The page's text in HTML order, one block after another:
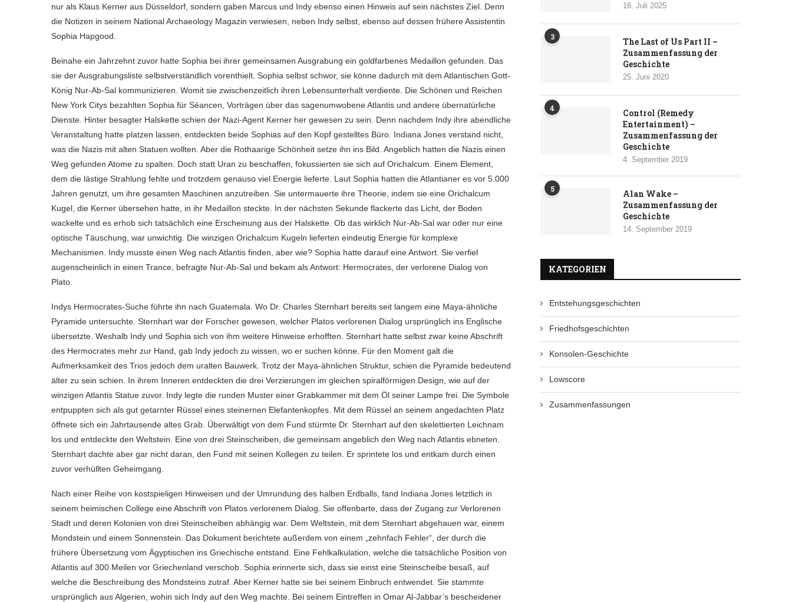
nur als Klaus Kerner aus Düsseldorf, sondern gaben Marcus und Indy ebenso einen Hinweis auf sein nächstes Ziel. Denn
die Notizen in seinem National Archaeology Magazin verwiesen, neben Indy selbst, ebenso auf dessen frühere Assistentin
Sophia Hapgood.
Beinahe ein Jahrzehnt zuvor hatte Sophia bei ihrer gemeinsamen Ausgrabung ein goldfarbenes Medaillon gefunden. Das
sie der Ausgrabungsliste selbstverständlich vorenthielt. Sophia selbst schwor, sie könne dadurch mit dem Atlantischen Gott-
König Nur-Ab-Sal kommunizieren. Womit sie zwischenzeitlich ihren Lebensunterhalt verdiente. Die Schönen und Reichen
New York Citys bezahlten Sophia für Séancen, Vorträgen über das sagenumwobene Atlantis und andere übernatürliche
Dienste. Hinter besagter Halskette schien der Nazi-Agent Kerner her gewesen zu sein. Denn nachdem Indy ihre abendliche
Veranstaltung hatte platzen lassen, entdeckten beide Sophias auf den Kopf gestelltes Büro. Indiana Jones verstand nicht,
was die Nazis mit alten Statuen wollten. Aber die Rothaarige Schönheit setze ihn ins Bild. Angeblich hatten die Nazis einen
Weg gefunden Atome zu spalten. Doch statt Uran zu beschaffen, fokussierten sie sich auf Orichalcum. Einem Element,
dem die lästige Strahlung fehlte und trotzdem genauso viel Energie lieferte. Laut Sophia hatten die Atlantianer es vor 5.000
Jahren genutzt, um ihre gesamten Maschinen anzutreiben. Sie untermauerte ihre Theorie, indem sie eine Orichalcum
Kugel, die Kerner übersehen hatte, in ihr Medaillon steckte. In der nächsten Sekunde flackerte das Licht, der Boden
wackelte und es erhob sich tatsächlich eine Erscheinung aus der Halskette. Ob das wirklich Nur-Ab-Sal war oder nur eine
optische Täuschung, war unwichtig. Die winzigen Orichalcum Kugeln lieferten eindeutig Energie für komplexe
Mechanismen. Indy musste einen Weg nach Atlantis finden, aber wie? Sophia hatte darauf eine Antwort. Sie verfiel
augenscheinlich in einen Trance, befragte Nur-Ab-Sal und bekam als Antwort: Hermocrates, der verlorene Dialog von
Plato.
Indys Hermocrates-Suche führte ihn nach Guatemala. Wo Dr. Charles Sternhart bereits seit langem eine Maya-ähnliche
Pyramide untersuchte. Sternhart war der Forscher gewesen, welcher Platos verlorenen Dialog ursprünglich ins Englische
übersetzte. Weshalb Indy und Sophia sich von ihm weitere Hinweise erhofften. Sternhart hatte selbst zwar keine Abschrift
des Hermocrates mehr zur Hand, gab Indy jedoch zu wissen, wo er suchen könne. Für den Moment galt die
Aufmerksamkeit des Trios jedoch dem uralten Bauwerk. Trotz der Maya-ähnlichen Struktur, schien die Pyramide bedeutend
älter zu sein schien. In ihrem Inneren entdeckten die drei Verzierungen im gleichen spiralförmigen Design, wie auf der
winzigen Atlantis Statue zuvor. Indy legte die runden Muster einer Grabkammer mit dem Öl seiner Lampe frei. Die Symbole
entpuppten sich als gut getarnter Rüssel eines steinernen Elefantenkopfes. Mit dem Rüssel an seinem angedachten Platz
öffnete sich ein Jahrtausende altes Grab. Überwältigt von dem Fund stürmte Dr. Sternhart auf den skelettierten Leichnam
los und entdeckte den Weltstein. Eine von drei Steinscheiben, die gemeinsam angeblich den Weg nach Atlantis ebneten.
Sternhart dachte aber gar nicht daran, den Fund mit seinen Kollegen zu teilen. Er sprintete los und entkam durch einen
zuvor verhüllten Geheimgang.
Nach einer Reihe von kostspieligen Hinweisen und der Umrundung des halben Erdballs, fand Indiana Jones letztlich in
seinem heimischen College eine Abschrift von Platos verlorenem Dialog. Sie offenbarte, dass der Zugang zur Verlorenen
Stadt und deren Kolonien von drei Steinscheiben abhängig war. Dem Weltstein, mit dem Sternhart abgehauen war, einem
Mondstein und einem Sonnenstein. Das Dokument berichtete außerdem von einem „zehnfach Fehler“, der durch die
frühere Übersetzung vom Ägyptischen ins Griechische entstand. Eine Fehlkalkulation, welche die tatsächliche Position von
Atlantis auf 300 Meilen vor Griechenland verschob. Sophia erinnerte sich, dass sie einst eine Steinscheibe besaß, auf
welche die Beschreibung des Mondsteins zutraf. Aber Kerner hatte sie bei seinem Einbruch entwendet. Sie stammte
ursprünglich aus Algerien, wohin sich Indy auf den Weg machte. Bei seinem Eintreffen in Omar Al-Jabbar’s bescheidener
18. Juli 2025
3
The Last of Us Part II –
Zusammenfassung der
Geschichte
25. Juni 2020
4
Control (Remedy
Entertainment) –
Zusammenfassung der
Geschichte
4. September 2019
5
Alan Wake –
Zusammenfassung der
Geschichte
14. September 2019
KATEGORIEN
Entstehungsgeschichten
Friedhofsgeschichten
Konsolen-Geschichte
Lowscore
Zusammenfassungen